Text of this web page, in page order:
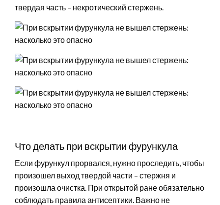
твердая часть – некротический стержень.
Что делать при вскрытии фурункула
Если фурункул прорвался, нужно проследить, чтобы
произошел выход твердой части – стержня и
произошла очистка. При открытой ране обязательно
соблюдать правила антисептики. Важно не